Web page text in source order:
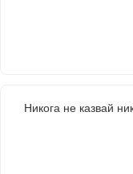
Никога не казвай